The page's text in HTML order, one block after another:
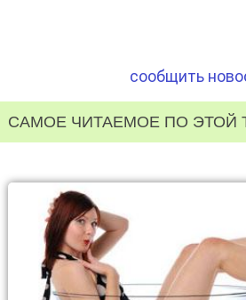
сообщить
САМОЕ ЧИТАЕМОЕ ПО ЭТОЙ